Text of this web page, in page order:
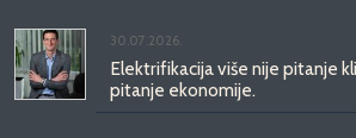
30.07.2026.
Elektrifikacija više nije pitanje
pitanje ekonomije.